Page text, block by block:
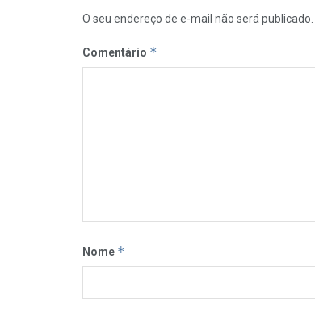
O seu endereço de e-mail não será publicado.
Comentário *
Nome *